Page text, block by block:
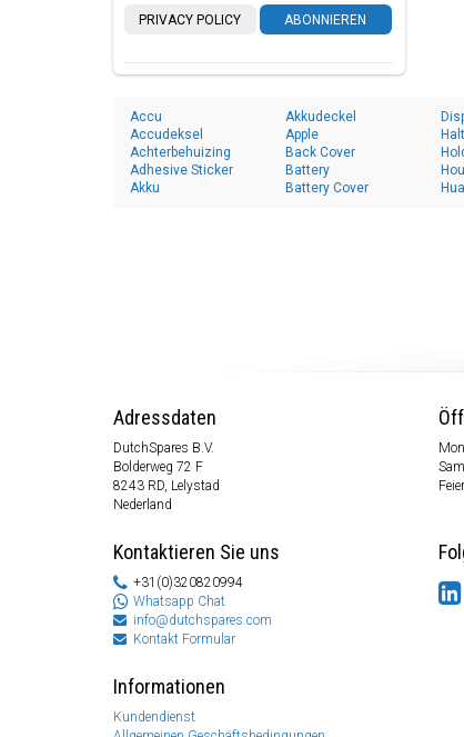
PRIVACY POLICY ABONNIEREN
Accu
Accudeksel
Achterbehuizing
Adhesive Sticker
Akku
Akkudeckel
Apple
Back Cover
Battery
Battery Cover
Adressdaten
DutchSpares B.V.
Bolderweg 72 F
8243 RD, Lelystad
Nederland
Kontaktieren Sie uns
+31(0)320820994
Whatsapp Chat
info@dutchspares.com
Kontakt Formular
Informationen
Kundendienst